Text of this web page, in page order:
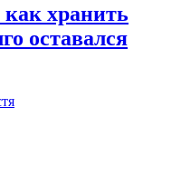
хранить
оставался